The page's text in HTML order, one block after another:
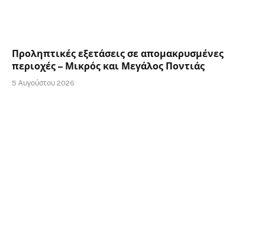
Προληπτικές εξετάσεις σε απομακρυσμένες
περιοχές – Μικρός και Μεγάλος Ποντιάς
5 Αυγούστου 2026